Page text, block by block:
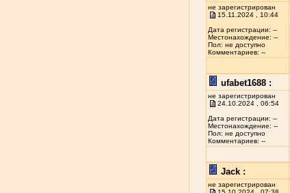
не зарегистрирован
15.11.2024 , 10:44
Дата регистрации: --
Местонахождение: --
Пол: не доступно
Комментариев: --
ufabet1688 :
не зарегистрирован
24.10.2024 , 06:54
Дата регистрации: --
Местонахождение: --
Пол: не доступно
Комментариев: --
Jack :
не зарегистрирован